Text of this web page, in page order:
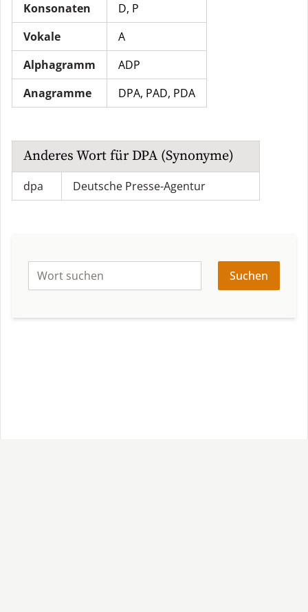
Konsonaten
D, P
Vokale
A
Alphagramm
ADP
Anagramme
DPA, PAD, PDA
Anderes Wort fürDPA (Synonyme)
dpa Deutsche Presse-Agentur
Suchen